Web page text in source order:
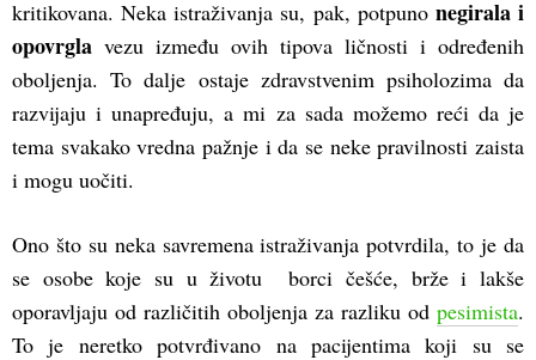
kritikovana. Neka istraživanja su, pak, potpuno negirala i
opovrgla vezu između ovih tipova ličnosti i određenih
oboljenja. To dalje ostaje zdravstvenim psiholozima da
razvijaju i unapređuju, a mi za sada možemo reći da je
tema svakako vredna pažnje i da se neke pravilnosti zaista
i mogu uočiti.
Ono što su neka savremena istraživanja potvrdila, to je da
se osobe koje su u životu borci češće, brže i lakše
oporavljaju od različitih oboljenja za razliku od pesimista.
To je neretko potvrđivano na pacijentima koji su se